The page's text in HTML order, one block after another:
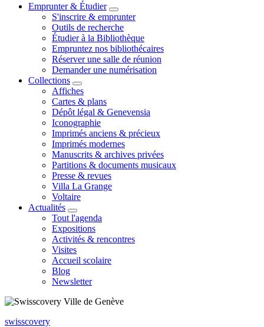
Emprunter & Étudier
S'inscrire & emprunter
Outils de recherche
Étudier à la Bibliothèque
Empruntez nos bibliothécaires
Réserver une salle de réunion
Demander une numérisation
Collections
Affiches
Cartes & plans
Dépôt légal & Genevensia
Iconographie
Imprimés anciens & précieux
Imprimés modernes
Manuscrits & archives privées
Partitions & documents musicaux
Presse & revues
Villa La Grange
Voltaire
Actualités
Tout l'agenda
Expositions
Activités & rencontres
Visites
Accueil scolaire
Blog
Newsletter
swisscovery